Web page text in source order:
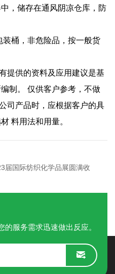
，储存在通风阴凉仓库，防
装桶，非危险品，按一般货
提供的资料及应用建议是基
制。 仅供客户参考，不做
司产品时，应根据客户的具
料用法和用量。
届国际纺织化学品展圆满收
服务需求迅速做出反应。